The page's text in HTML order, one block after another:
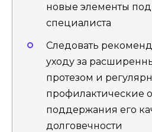
новые элементы
специалиста
Следовать
уходу за
протезом и
профилактические
поддержания его
долговечности